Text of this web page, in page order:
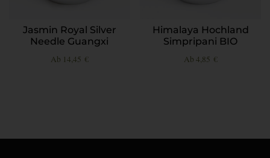
Jasmin Royal Silver
Needle Guangxi
Ab 14,45 €
Himalaya Hochland
Simpripani BIO
Ab 4,85 €